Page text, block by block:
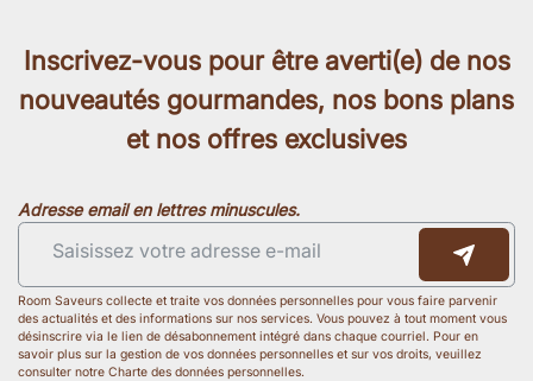
Inscrivez-vous pour être averti(e) de nos
nouveautés gourmandes, nos bons plans
et nos offres exclusives
Adresse email en lettres minuscules.
Room Saveurs collecte et traite vos données personnelles pour vous faire parvenir
des actualités et des informations sur nos services. Vous pouvez à tout moment vous
désinscrire via le lien de désabonnement intégré dans chaque courriel. Pour en
savoir plus sur la gestion de vos données personnelles et sur vos droits, veuillez
consulter notre Charte des données personnelles.